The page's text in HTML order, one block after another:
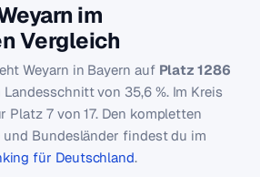
im
Vergleich
Weyarn in Bayern auf Platz 1286
von 35,6 %. Im Kreis
Platz 7 von 17. Den kompletten
Bundesländer findest du im
für Deutschland.